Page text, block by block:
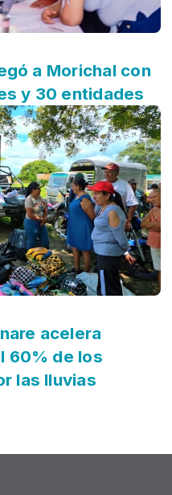
a Morichal con
y 30 entidades
acelera
60% de los
las lluvias